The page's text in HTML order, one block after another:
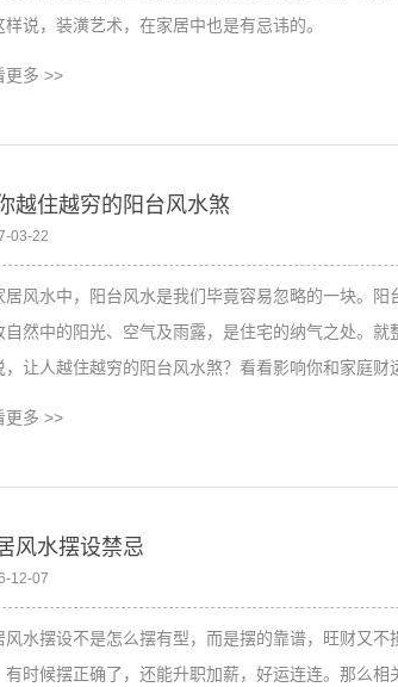
样说，装潢艺术，在家居中也是有忌讳的。
更多 >>
越住越穷的阳台风水煞
03-22
居风水中，阳台风水是我们毕竟容易忽略的一块。
自然中的阳光、空气及雨露，是住宅的纳气之处。
，让人越住越穷的阳台风水煞？看看影响你和家庭财
更多 >>
风水摆设禁忌
12-07
风水摆设不是怎么摆有型，而是摆的靠谱，旺财又
有时候摆正确了，还能升职加薪，好运连连。那么